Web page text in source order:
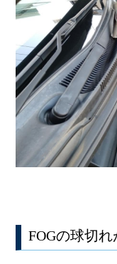
FOGの球切れ